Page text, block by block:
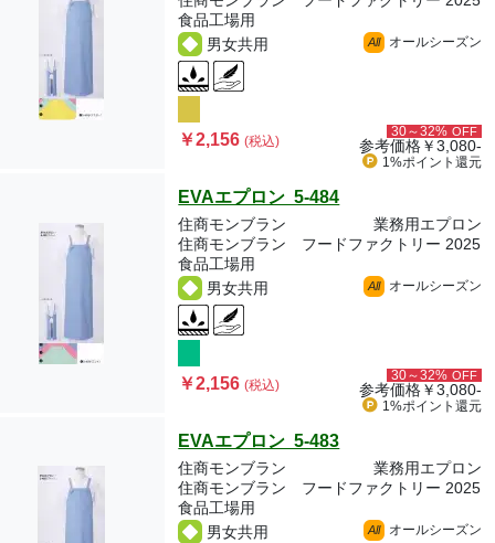
食品工場用
男女共用
All オールシーズン
￥2,156(税込)
30～32% OFF
参考価格￥3,080-
1%ポイント 還元
EVAエプロン 5-484
住商モンブラン
業務用エプロン
住商モンブラン フードファクトリー 2025
食品工場用
男女共用
All オールシーズン
￥2,156(税込)
30～32% OFF
参考価格￥3,080-
1%ポイント 還元
EVAエプロン 5-483
住商モンブラン
業務用エプロン
住商モンブラン フードファクトリー 2025
食品工場用
男女共用
All オールシーズン